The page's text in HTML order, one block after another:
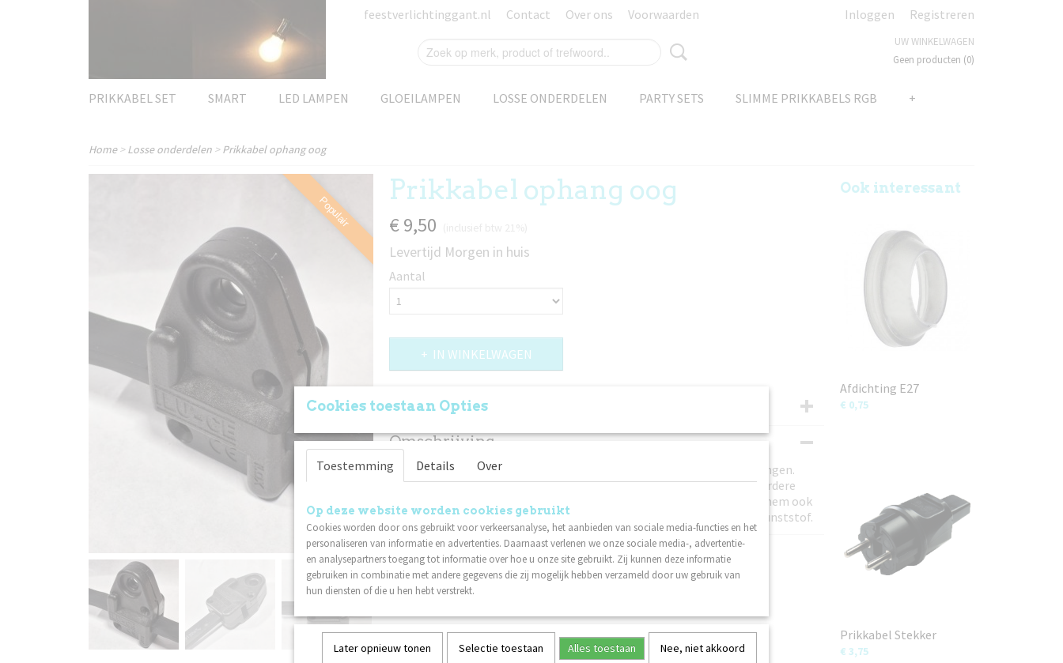
feestverlichtinggant.nl Contact Over ons Voorwaarden Inloggen Registreren
UW WINKELWAGEN
Geen producten (0)
PRIKKABEL SET SMART LED LAMPEN GLOEILAMPEN LOSSE ONDERDELEN PARTY SETS SLIMME PRIKKABELS RGB +
Home>Losse onderdelen >Prikkabel ophang oog
Populair
Prikkabel ophang oog
€ 9,50
Levertijd Morgen in huis
Aantal
IN WINKELWAGEN
Specificaties
Productcode
242953
EAN code
Productcode leverancier
Omschrijving
Universeel eindstuk ofprikkabel ophang oog om de prikkabel op te hangen.
Dankzij de slimme uitsparingen in de ophang haak kunt u deze op meerdere
manieren gebruiken. compleet geleverd met 4 schroefjes waar door u hem ook
aan het ende van de prikkabel kan monteren. Uitgevoerd in oersterk kunststof.
Ook interessant
Afdichting E27
€ 0,75
Prikkabel Stekker
€ 3,75
Cookies toestaan Opties
Toestemming Details Over
Op deze website worden cookies gebruikt
Cookies worden door ons gebruikt voor verkeersanalyse, het aanbieden van sociale media-functies en het
personaliseren van informatie en advertenties. Daarnaast verlenen we onze sociale media-, advertentie-
en analysepartners toegang tot informatie over hoe u onze site gebruikt. Zij kunnen deze informatie
gebruiken in combinatie met andere gegevens die zij mogelijk hebben verzameld door uw gebruik van
hun diensten of die u hen hebt verstrekt.
Later opnieuw tonen Selectie toestaan Alles toestaan Nee, niet akkoord